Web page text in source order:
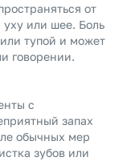
от
или шее. Боль
тупой и может
говорении.
с
запах
обычных мер
зубов или